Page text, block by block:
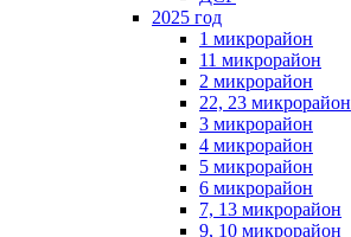
2025 год
1 микрорайон
11 микрорайон
2 микрорайон
22, 23 микрорайон
3 микрорайон
4 микрорайон
5 микрорайон
6 микрорайон
7, 13 микрорайон
9, 10 микрорайон